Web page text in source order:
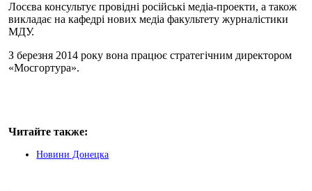
Лосєва консультує провідні російські медіа-проекти, а також
викладає на кафедрі нових медіа факультету журналістики
МДУ.
З березня 2014 року вона працює стратегічним директором
«Мосгортура».
Читайте также:
Новини Донецка